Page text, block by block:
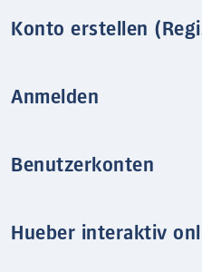
Konto erstellen
Anmelden
Benutzerkonten
Hueber interaktiv